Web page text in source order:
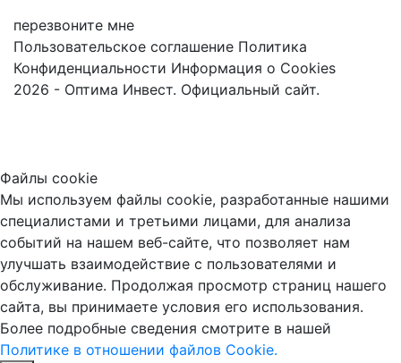
перезвоните мне
Пользовательское соглашение Политика
Конфиденциальности Информация о Cookies
2026 - Оптима Инвест. Официальный сайт.
Файлы cookie
Мы используем файлы cookie, разработанные нашими
специалистами и третьими лицами, для анализа
событий на нашем веб-сайте, что позволяет нам
улучшать взаимодействие с пользователями и
обслуживание. Продолжая просмотр страниц нашего
сайта, вы принимаете условия его использования.
Более подробные сведения смотрите в нашей
Политике в отношении файлов Cookie.